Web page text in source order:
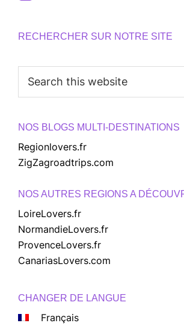
RECHERCHER SUR NOTRE SITE
this
NOS BLOGS MULTI-DESTINATIONS
Regionlovers.fr
ZigZagroadtrips.com
NOS AUTRES REGIONS A
LoireLovers.fr
NormandieLovers.fr
ProvenceLovers.fr
CanariasLovers.com
CHANGER DE LANGUE
Français